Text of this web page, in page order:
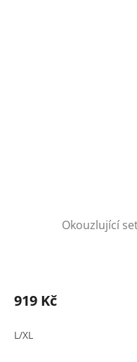
Okouzlující
919 Kč
L/XL